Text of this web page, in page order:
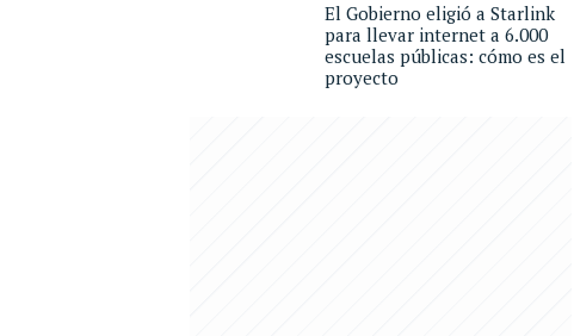
El Gobierno eligió a Starlink
para llevar internet a 6.000
escuelas públicas: cómo es el
proyecto